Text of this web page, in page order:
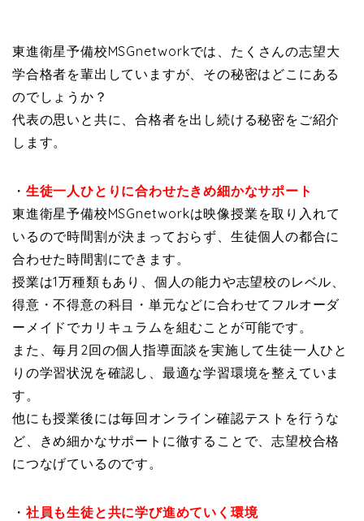
東進衛星予備校MSGnetworkでは、たくさんの志望大
学合格者を輩出していますが、その秘密はどこにある
のでしょうか？
代表の思いと共に、合格者を出し続ける秘密をご紹介
します。
・ 生徒一人ひとりに合わせたきめ細かなサポート
東進衛星予備校MSGnetworkは映像授業を取り入れて
いるので時間割が決まっておらず、生徒個人の都合に
合わせた時間割にできます。
授業は1万種類もあり、個人の能力や志望校のレベル、
得意・不得意の科目・単元などに合わせてフルオーダ
ーメイドでカリキュラムを組むことが可能です。
また、毎月2回の個人指導面談を実施して生徒一人ひと
りの学習状況を確認し、最適な学習環境を整えていま
す。
他にも授業後には毎回オンライン確認テストを行うな
ど、きめ細かなサポートに徹することで、志望校合格
につなげているのです。
・ 社員も生徒と共に学び進めていく環境